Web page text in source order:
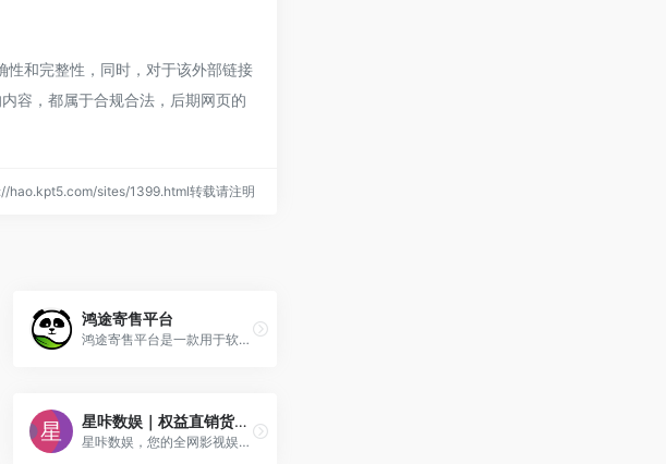
和完整性，同时，对于该外部链接
容，都属于合规合法，后期网页的
hao.kpt5.com/sites/1399.html转载请注明
鸿途寄售平台
鸿途寄售平台是一款用于软件充值等虚拟卡密24小时在线交易的自动交易平台！
星咔数娱｜权益直销货源平台[投稿人：姚哲轩,联系：13786660767]
星咔数娱，您的全网影视娱乐管家，直连品牌渠道，提供电影票一手，腾讯、爱奇艺、优酷、网易云等平台会员充值，优惠直达，自用省钱，分享创收。